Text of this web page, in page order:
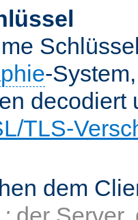
-
decodiert
TLS-
dem